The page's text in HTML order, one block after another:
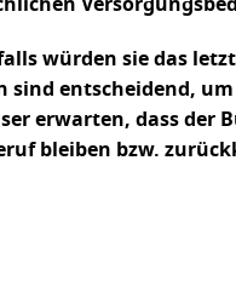
würden sie das
sind entscheidend,
erwarten, dass der
bleiben bzw.